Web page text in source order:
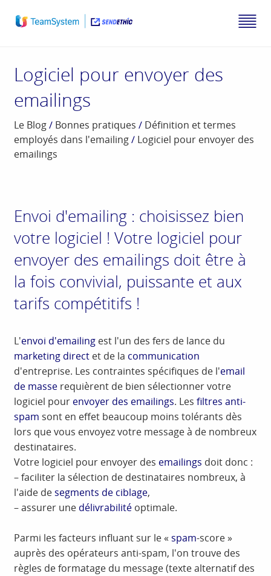
Logiciel pour envoyer des
emailings
Le Blog/ Bonnes pratiques / Définition et termes
employés dans l'emailing/ Logiciel pour envoyer des
emailings
Envoi d'emailing : choisissez bien
votre logiciel ! Votre logiciel pour
envoyer des emailings doit être à
la fois convivial, puissante et aux
tarifs compétitifs !
L'envoi d'emailing est l'un des fers de lance du
marketing direct et de la communication
d'entreprise. Les contraintes spécifiques de l'email
de masse requièrent de bien sélectionner votre
logiciel pour envoyer des emailings. Lesfiltres anti-
spam sont en effet beaucoup moins tolérants dès
lors que vous envoyez votre message à de nombreux
destinataires.
Votre logiciel pour envoyer des emailings doit donc :
– faciliter la sélection de destinataires nombreux, à
l'aide desegments de ciblage,
– assurer une délivrabilité optimale.
Parmi les facteurs influant sur le «spam-score »
auprès des opérateurs anti-spam, l'on trouve des
règles de formatage du message (texte alternatif des